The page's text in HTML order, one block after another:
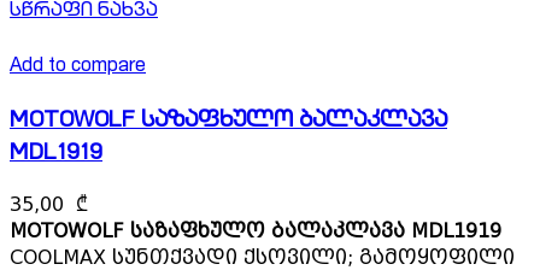
სწრაფი ნახვა
Add to compare
MOTOWOLF საზაფხულო ბალაკლავა
MDL1919
35,00 ₾
MOTOWOLF საზაფხულო ბალაკლავა MDL1919
COOLMAX სუნთქვადი ქსოვილი; გამოყოფილი